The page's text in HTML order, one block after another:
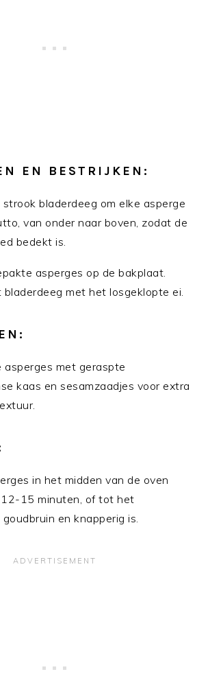
EN BESTRIJKEN:
bladerdeeg om elke asperge
van onder naar boven, zodat de
bedekt is.
asperges op de bakplaat.
met het losgeklopte ei.
asperges met geraspte
kaas en sesamzaadjes voor extra
in het midden van de oven
15 minuten, of tot het
en knapperig is.